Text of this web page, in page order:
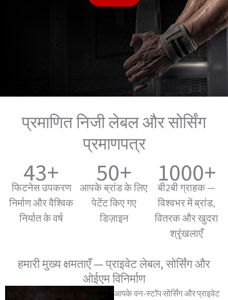
प्रमाणित निजी लेबल और सोर्सिंग
प्रमाणपत्र
43+
फिटनेस उपकरण
निर्माण और वैश्विक
निर्यात के वर्ष
50+
आपके ब्रांड के लिए
पेटेंट किए गए
डिज़ाइन
1000+
बी2बी ग्राहक —
विश्वभर में ब्रांड,
वितरक और खुदरा
श्रृंखलाएँ
हमारी मुख्य क्षमताएँ — प्राइवेट लेबल, सोर्सिंग और
ओईएम विनिर्माण
आपके वन-स्टॉप सोर्सिंग और प्राइवेट